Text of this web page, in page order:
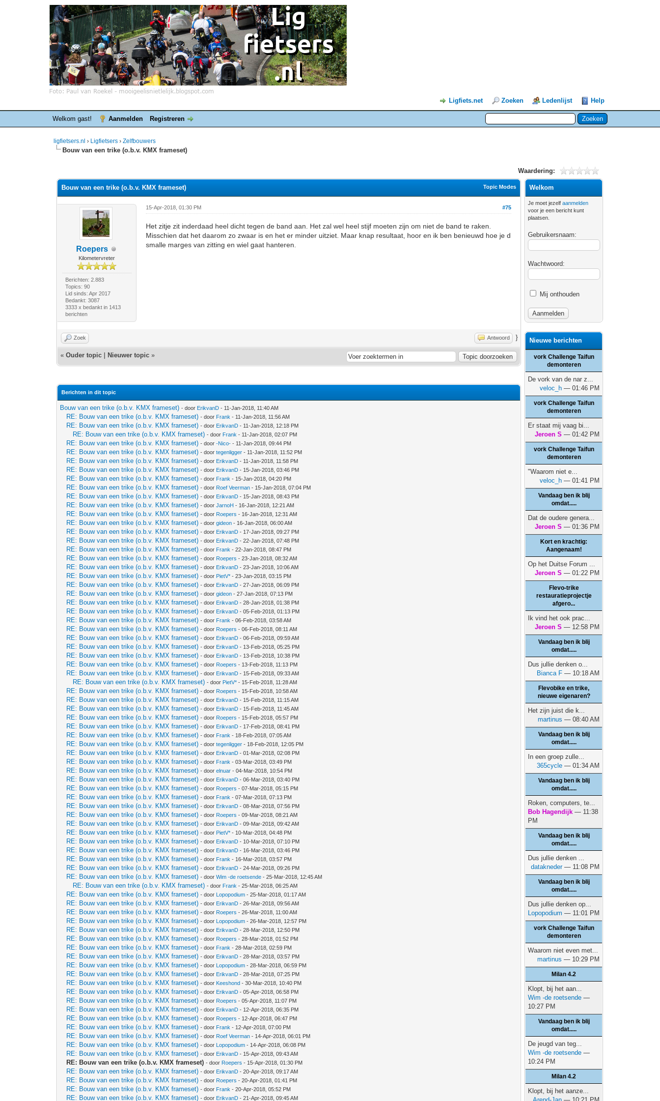
Ligfiets.net Zoeken Ledenlijst Help
Welkom gast! Aanmelden Registreren
ligfietsers.nl › Ligfietsers ›Zelfbouwers
Bouw van een trike (o.b.v. KMX frameset)
Waardering:
Topic Modes
Bouw van een trike (o.b.v. KMX frameset)
Roepers
Kilometervreter
Berichten: 2.883
Topics: 90
Lid sinds: Apr 2017
Bedankt: 3087
3333 x bedankt in 1413
berichten
#75
15-Apr-2018, 01:30 PM
Het zitje zit inderdaad heel dicht tegen de band aan. Het zal wel heel stijf moeten zijn om niet de band te raken.
Misschien dat het daarom zo zwaar is en het er minder uitziet. Maar knap resultaat, hoor en ik ben benieuwd hoe je d
smalle marges van zitting en wiel gaat hanteren.
Zoek Antwoord }
«Ouder topic Nieuwer topic »
Berichten in dit topic
Bouw van een trike (o.b.v. KMX frameset) - door ErikvanD - 11-Jan-2018, 11:40 AM
RE: Bouw van een trike (o.b.v. KMX frameset) - door Frank - 11-Jan-2018, 11:56 AM
RE: Bouw van een trike (o.b.v. KMX frameset) - door ErikvanD - 11-Jan-2018, 12:18 PM
RE: Bouw van een trike (o.b.v. KMX frameset) - door Frank - 11-Jan-2018, 02:07 PM
RE: Bouw van een trike (o.b.v. KMX frameset) - door-Nico- - 11-Jan-2018, 09:44 PM
RE: Bouw van een trike (o.b.v. KMX frameset) - doortegenligger - 11-Jan-2018, 11:52 PM
RE: Bouw van een trike (o.b.v. KMX frameset) - door ErikvanD - 11-Jan-2018, 11:58 PM
RE: Bouw van een trike (o.b.v. KMX frameset) - door ErikvanD - 15-Jan-2018, 03:46 PM
RE: Bouw van een trike (o.b.v. KMX frameset) - door Frank - 15-Jan-2018, 04:20 PM
RE: Bouw van een trike (o.b.v. KMX frameset) - door Roef Veerman - 15-Jan-2018, 07:04 PM
RE: Bouw van een trike (o.b.v. KMX frameset) - door ErikvanD - 15-Jan-2018, 08:43 PM
RE: Bouw van een trike (o.b.v. KMX frameset) - doorJarnoH - 16-Jan-2018, 12:21 AM
RE: Bouw van een trike (o.b.v. KMX frameset) - door Roepers - 16-Jan-2018, 12:31 AM
RE: Bouw van een trike (o.b.v. KMX frameset) - doorgideon - 16-Jan-2018, 06:00 AM
RE: Bouw van een trike (o.b.v. KMX frameset) - door ErikvanD - 17-Jan-2018, 09:27 PM
RE: Bouw van een trike (o.b.v. KMX frameset) - door ErikvanD - 22-Jan-2018, 07:48 PM
RE: Bouw van een trike (o.b.v. KMX frameset) - door Frank - 22-Jan-2018, 08:47 PM
RE: Bouw van een trike (o.b.v. KMX frameset) - door Roepers - 23-Jan-2018, 08:32 AM
RE: Bouw van een trike (o.b.v. KMX frameset) - door ErikvanD - 23-Jan-2018, 10:06 AM
RE: Bouw van een trike (o.b.v. KMX frameset) - door PietV* - 23-Jan-2018, 03:15 PM
RE: Bouw van een trike (o.b.v. KMX frameset) - door ErikvanD - 27-Jan-2018, 06:09 PM
RE: Bouw van een trike (o.b.v. KMX frameset) - doorgideon - 27-Jan-2018, 07:13 PM
RE: Bouw van een trike (o.b.v. KMX frameset) - door ErikvanD - 28-Jan-2018, 01:38 PM
RE: Bouw van een trike (o.b.v. KMX frameset) - door ErikvanD - 05-Feb-2018, 01:13 PM
RE: Bouw van een trike (o.b.v. KMX frameset) - door Frank - 06-Feb-2018, 03:58 AM
RE: Bouw van een trike (o.b.v. KMX frameset) - door Roepers - 06-Feb-2018, 08:11 AM
RE: Bouw van een trike (o.b.v. KMX frameset) - door ErikvanD - 06-Feb-2018, 09:59 AM
RE: Bouw van een trike (o.b.v. KMX frameset) - door ErikvanD - 13-Feb-2018, 05:25 PM
RE: Bouw van een trike (o.b.v. KMX frameset) - door ErikvanD - 13-Feb-2018, 10:38 PM
RE: Bouw van een trike (o.b.v. KMX frameset) - door Roepers - 13-Feb-2018, 11:13 PM
RE: Bouw van een trike (o.b.v. KMX frameset) - door ErikvanD - 15-Feb-2018, 09:33 AM
RE: Bouw van een trike (o.b.v. KMX frameset) - door PietV* - 15-Feb-2018, 11:28 AM
RE: Bouw van een trike (o.b.v. KMX frameset) - door Roepers - 15-Feb-2018, 10:58 AM
RE: Bouw van een trike (o.b.v. KMX frameset) - door ErikvanD - 15-Feb-2018, 11:15 AM
RE: Bouw van een trike (o.b.v. KMX frameset) - door ErikvanD - 15-Feb-2018, 11:45 AM
RE: Bouw van een trike (o.b.v. KMX frameset) - door Roepers - 15-Feb-2018, 05:57 PM
RE: Bouw van een trike (o.b.v. KMX frameset) - door ErikvanD - 17-Feb-2018, 08:41 PM
RE: Bouw van een trike (o.b.v. KMX frameset) - door Frank - 18-Feb-2018, 07:05 AM
RE: Bouw van een trike (o.b.v. KMX frameset) - doortegenligger - 18-Feb-2018, 12:05 PM
RE: Bouw van een trike (o.b.v. KMX frameset) - door ErikvanD - 01-Mar-2018, 02:08 PM
RE: Bouw van een trike (o.b.v. KMX frameset) - door Frank - 03-Mar-2018, 03:49 PM
RE: Bouw van een trike (o.b.v. KMX frameset) - doorelnuar - 04-Mar-2018, 10:54 PM
RE: Bouw van een trike (o.b.v. KMX frameset) - door ErikvanD - 06-Mar-2018, 03:40 PM
RE: Bouw van een trike (o.b.v. KMX frameset) - door Roepers - 07-Mar-2018, 05:15 PM
RE: Bouw van een trike (o.b.v. KMX frameset) - door Frank - 07-Mar-2018, 07:13 PM
RE: Bouw van een trike (o.b.v. KMX frameset) - door ErikvanD - 08-Mar-2018, 07:56 PM
RE: Bouw van een trike (o.b.v. KMX frameset) - door Roepers - 09-Mar-2018, 08:21 AM
RE: Bouw van een trike (o.b.v. KMX frameset) - door ErikvanD - 09-Mar-2018, 09:42 AM
RE: Bouw van een trike (o.b.v. KMX frameset) - door PietV* - 10-Mar-2018, 04:48 PM
RE: Bouw van een trike (o.b.v. KMX frameset) - door ErikvanD - 10-Mar-2018, 07:10 PM
RE: Bouw van een trike (o.b.v. KMX frameset) - door ErikvanD - 16-Mar-2018, 03:46 PM
RE: Bouw van een trike (o.b.v. KMX frameset) - door Frank - 16-Mar-2018, 03:57 PM
RE: Bouw van een trike (o.b.v. KMX frameset) - door ErikvanD - 24-Mar-2018, 09:26 PM
RE: Bouw van een trike (o.b.v. KMX frameset) - doorWim -de roetsende - 25-Mar-2018, 12:45 AM
RE: Bouw van een trike (o.b.v. KMX frameset) - door Frank - 25-Mar-2018, 06:25 AM
RE: Bouw van een trike (o.b.v. KMX frameset) - door Lopopodium - 25-Mar-2018, 01:17 AM
RE: Bouw van een trike (o.b.v. KMX frameset) - door ErikvanD - 26-Mar-2018, 09:56 AM
RE: Bouw van een trike (o.b.v. KMX frameset) - door Roepers - 26-Mar-2018, 11:00 AM
RE: Bouw van een trike (o.b.v. KMX frameset) - door Lopopodium - 26-Mar-2018, 12:57 PM
RE: Bouw van een trike (o.b.v. KMX frameset) - door ErikvanD - 28-Mar-2018, 12:50 PM
RE: Bouw van een trike (o.b.v. KMX frameset) - door Roepers - 28-Mar-2018, 01:52 PM
RE: Bouw van een trike (o.b.v. KMX frameset) - door Frank - 28-Mar-2018, 02:59 PM
RE: Bouw van een trike (o.b.v. KMX frameset) - door ErikvanD - 28-Mar-2018, 03:57 PM
RE: Bouw van een trike (o.b.v. KMX frameset) - door Lopopodium - 28-Mar-2018, 06:59 PM
RE: Bouw van een trike (o.b.v. KMX frameset) - door ErikvanD - 28-Mar-2018, 07:25 PM
RE: Bouw van een trike (o.b.v. KMX frameset) - door Keeshond - 30-Mar-2018, 10:40 PM
RE: Bouw van een trike (o.b.v. KMX frameset) - door ErikvanD - 05-Apr-2018, 06:58 PM
RE: Bouw van een trike (o.b.v. KMX frameset) - door Roepers - 05-Apr-2018, 11:07 PM
RE: Bouw van een trike (o.b.v. KMX frameset) - door ErikvanD - 12-Apr-2018, 06:35 PM
RE: Bouw van een trike (o.b.v. KMX frameset) - door Roepers - 12-Apr-2018, 06:47 PM
RE: Bouw van een trike (o.b.v. KMX frameset) - door Frank - 12-Apr-2018, 07:00 PM
RE: Bouw van een trike (o.b.v. KMX frameset) - door Roef Veerman - 14-Apr-2018, 06:01 PM
RE: Bouw van een trike (o.b.v. KMX frameset) - door Lopopodium - 14-Apr-2018, 06:08 PM
RE: Bouw van een trike (o.b.v. KMX frameset) - door ErikvanD - 15-Apr-2018, 09:43 AM
RE: Bouw van een trike (o.b.v. KMX frameset) - door Roepers - 15-Apr-2018, 01:30 PM
RE: Bouw van een trike (o.b.v. KMX frameset) - door ErikvanD - 20-Apr-2018, 09:17 AM
RE: Bouw van een trike (o.b.v. KMX frameset) - door Roepers - 20-Apr-2018, 01:41 PM
RE: Bouw van een trike (o.b.v. KMX frameset) - door Frank - 20-Apr-2018, 05:52 PM
RE: Bouw van een trike (o.b.v. KMX frameset) - door ErikvanD - 21-Apr-2018, 09:45 AM
Welkom
Je moet jezelfaanmelden
voor je een bericht kunt
plaatsen.
Gebruikersnaam:
Wachtwoord:
Mij onthouden
Nieuwe berichten
vork Challenge Taifun
demonteren
De vork van de nar z...
veloc_h — 01:46 PM
vork Challenge Taifun
demonteren
Er staat mij vaag bi...
Jeroen S — 01:42 PM
vork Challenge Taifun
demonteren
"Waarom niet e...
veloc_h — 01:41 PM
Vandaag ben ik blij
omdat.....
Dat de oudere genera...
Jeroen S — 01:36 PM
Kort en krachtig:
Aangenaam!
Op het Duitse Forum ...
Jeroen S — 01:22 PM
Flevo-trike
restauratieprojectje
afgero...
Ik vind het ook prac...
Jeroen S — 12:58 PM
Vandaag ben ik blij
omdat.....
Dus jullie denken o...
Bianca F — 10:18 AM
Flevobike en trike,
nieuwe eigenaren?
Het zijn juist die k...
martinus — 08:40 AM
Vandaag ben ik blij
omdat.....
In een groep zulle...
365cycle — 01:34 AM
Vandaag ben ik blij
omdat.....
Roken, computers, te...
Bob Hagendijk — 11:38
PM
Vandaag ben ik blij
omdat.....
Dus jullie denken ...
datakneder— 11:08 PM
Vandaag ben ik blij
omdat.....
Dus jullie denken op...
Lopopodium — 11:01 PM
vork Challenge Taifun
demonteren
Waarom niet even met...
martinus — 10:29 PM
Milan 4.2
Klopt, bij het aan...
Wim -de roetsende —
10:27 PM
Vandaag ben ik blij
omdat.....
De jeugd van teg...
Wim -de roetsende —
10:24 PM
Milan 4.2
Klopt, bij het aanze...